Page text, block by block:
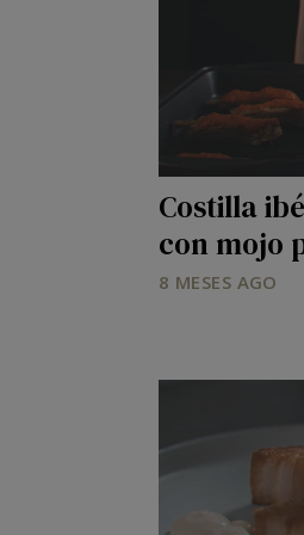
Costilla
con mojo
8 MESES AGO